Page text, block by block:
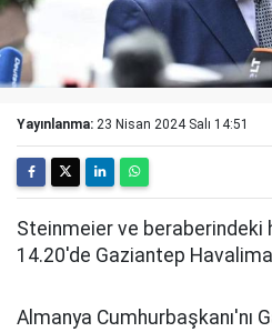
Yayınlanma: 23 Nisan 2024 Salı 14:51
Steinmeier ve beraberindeki
14.20'de Gaziantep
Almanya Cumhurbaşkanı'nı